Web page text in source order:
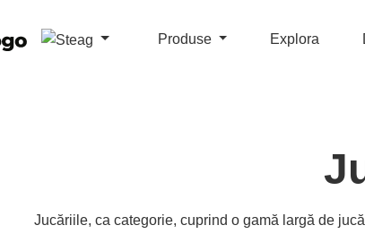
Produse Explora
Jucăriile, ca categorie, cuprind o gamă largă de